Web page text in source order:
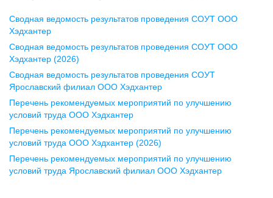
Воронеж
ул. Комиссаржевской, д. 10,
офис 1212
+7 473 280-05-05
pr@vrn.hh.ru
ул. Спартаковская, д. 2А, этаж 3,
помещение 15
+7 843 212-12-50
Сводная ведомость результатов проведения СОУТ ООО
Хэдхантер
Сводная ведомость результатов проведения СОУТ ООО
Хэдхантер (2026)
Сводная ведомость результатов проведения СОУТ
Ярославский филиал ООО Хэдхантер
Перечень рекомендуемых мероприятий по улучшению
условий труда ООО Хэдхантер
Перечень рекомендуемых мероприятий по улучшению
условий труда ООО Хэдхантер (2026)
Перечень рекомендуемых мероприятий по улучшению
условий труда Ярославский филиал ООО Хэдхантер